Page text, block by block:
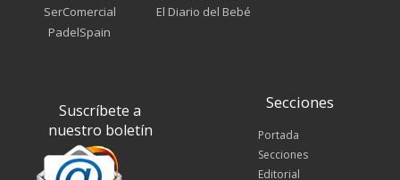
SerComercial
PadelSpain
El Diario del Bebé
Suscríbete a
nuestro boletín
Secciones
Portada
Secciones
Editorial